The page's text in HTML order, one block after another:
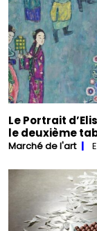
Le Portrait
le deuxième
Marché de l'art